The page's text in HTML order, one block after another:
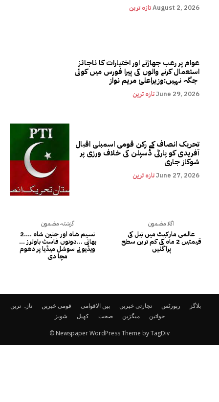
تازہ ترینAugust 2, 2026
عوام پر رعب جھاڑنے اور اختیارات کا ناجائز
استعمال کرنے والوں کی پیرا فورس میں کوئی
تازہ ترینJune 29, 2026
تحریک انصاف کے رکن قومی اسمبلی اقبال
آفریدی کو پارٹی ڈسپلن کی خلاف ورزی پر
شوکاز جاری
تازہ ترینJune 27, 2026
گزشتہ مضمون
نسیم شاہ اور حنین شاہ ….2
بھائی …دونوں فاسٹ باولرز …
ویڈیو نے سوشل میڈیا پر دھوم
مچا دی
اگلا مضمون
عالمی مارکیٹ میں تیل کی
قیمتیں 2 ماہ کی کم ترین سطح
پرآ گئیں
تازہ ترین قومی خبریں بین الاقوامی تجارتی خبریں رپورٹس
بلاگز
شوبز
کھیل صحت میگزین خواتین
© Newspaper WordPress Theme by TagDiv